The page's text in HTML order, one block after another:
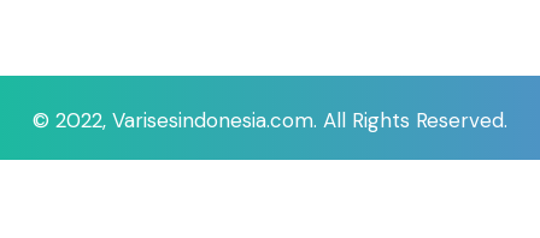
© 2022, Varisesindonesia.com. All Rights Reserved.